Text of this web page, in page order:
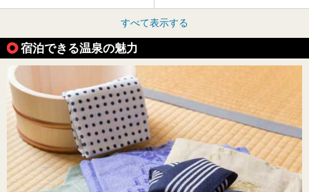
すべて表示する
宿泊できる温泉の魅力